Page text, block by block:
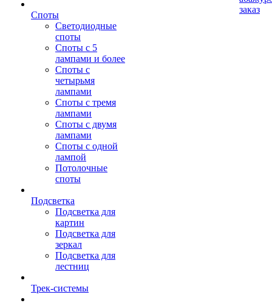
Споты
Светодиодные
споты
Споты с 5
лампами и более
Споты с
четырьмя
лампами
Споты с тремя
лампами
Споты с двумя
лампами
Споты с одной
лампой
Потолочные
споты
Подсветка
Подсветка для
картин
Подсветка для
зеркал
Подсветка для
лестниц
Трек-системы
заказ